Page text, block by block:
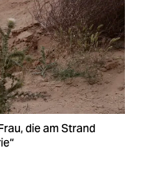
die am Strand